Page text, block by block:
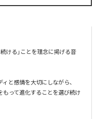
ける」ことを理念に掲げる音
と感情を大切にしながら、
って進化することを選び続け